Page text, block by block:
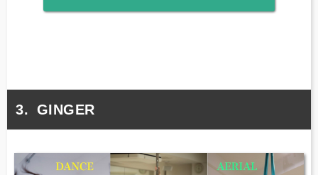
GINGER